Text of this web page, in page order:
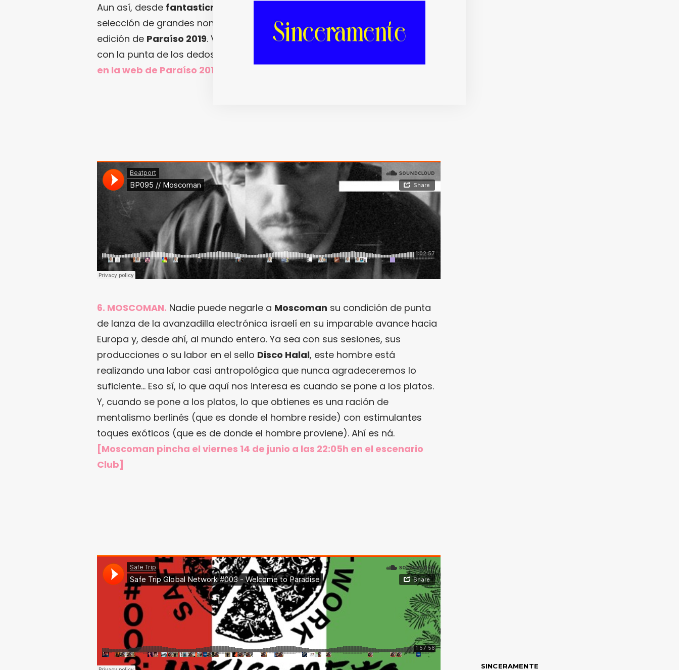
Aun así, desde fantasticmag
selección de grandes nombres cuyos dj sets nos tienen LIVING en esta
edición de Paraíso 2019. Vamos, que sus mezclas te harán tocar el Cielo
con la punta de los dedos… Y eso no puedes perdértelo.
en la web de Paraíso 2019
6. MOSCOMAN. Nadie puede negarle a Moscoman su condición de punta
de lanza de la avanzadilla electrónica israelí en su imparable avance hacia
Europa y, desde ahí, al mundo entero. Ya sea con sus sesiones, sus
producciones o su labor en el sello Disco Halal, este hombre está
realizando una labor casi antropológica que nunca agradeceremos lo
suficiente… Eso sí, lo que aquí nos interesa es cuando se pone a los platos.
Y, cuando se pone a los platos, lo que obtienes es una ración de
mentalismo berlinés (que es donde el hombre reside) con estimulantes
toques exóticos (que es de donde el hombre proviene). Ahí es ná.
[Moscoman pincha el viernes 14 de junio a las 22:05h en el escenario
Club]
SINCERAMENTE